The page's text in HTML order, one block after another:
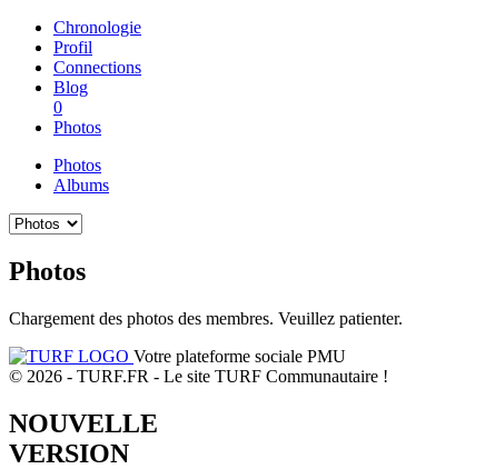
Chronologie
Profil
Connections
Blog
0
Photos
Photos
Albums
Photos
Chargement des photos des membres. Veuillez patienter.
Votre plateforme sociale PMU
© 2026 - TURF.FR - Le site TURF Communautaire !
NOUVELLE
VERSION